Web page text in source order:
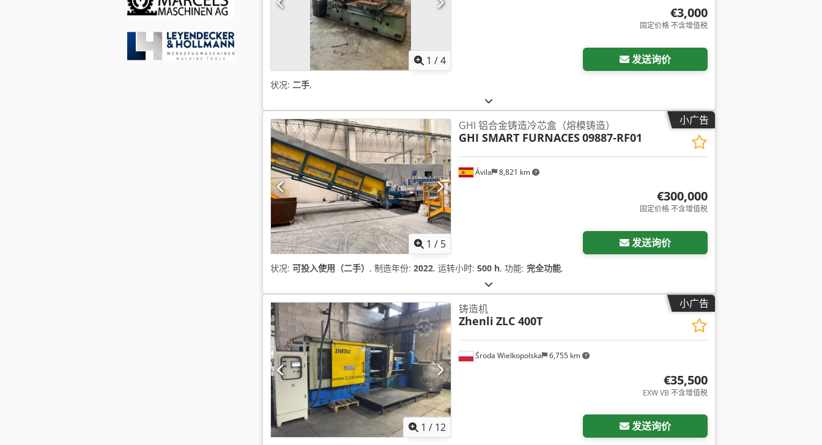
1 /4
€3,000
固定价格 不含增值税
发送询价
状况: 二手,
小广告
1 / 5
Ávila 8,821 km
GHI 铝合金铸造冷芯盒（熔模铸造）
GHI SMART FURNACES09887-RF01
€300,000
固定价格 不含增值税
发送询价
状况: 可投入使用（二手） , 制造年份: 2022, 运转小时: 500 h, 功能: 完全功能,
小广告
1 / 12
Środa Wielkopolska 6,755 km
铸造机
Zhenli ZLC 400T
€35,500
EXW VB 不含增值税
发送询价